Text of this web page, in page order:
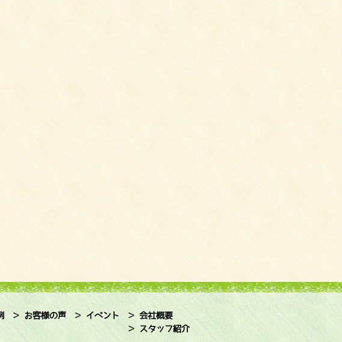
＞ お客様の声 ＞ イベント
＞ 会社概要
＞ スタッフ紹介